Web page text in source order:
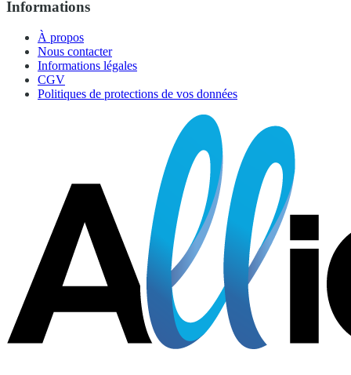
Informations
À propos
Nous contacter
Informations légales
CGV
Politiques de protections de vos données